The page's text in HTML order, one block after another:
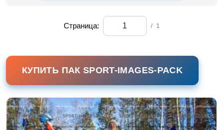
Страница: / 1
КУПИТЬ ПАК SPORT-IMAGES-PACK